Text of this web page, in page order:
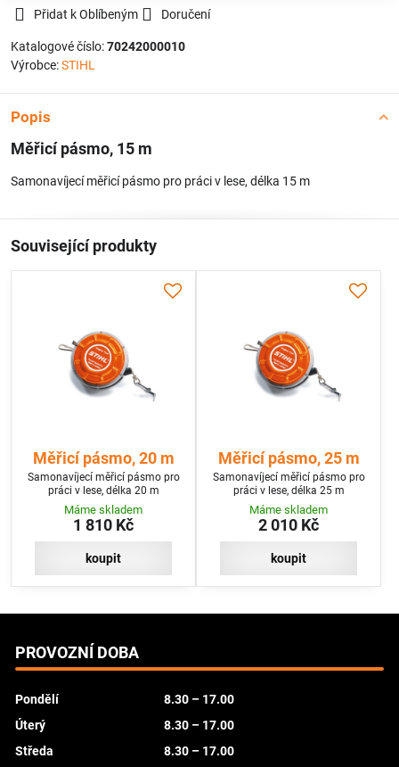
Přidat k Oblíbeným Doručení
Katalogové číslo:70242000010
Výrobce:STIHL
Popis
Měřicí pásmo, 15 m
Samonavíjecí měřicí pásmo pro práci v lese, délka 15 m
Související produkty
Měřicí pásmo, 20 m
Samonavíjecí měřicí pásmo pro
práci v lese, délka 20 m
Máme skladem
1 810 Kč
koupit
Měřicí pásmo, 25 m
Samonavíjecí měřicí pásmo pro
práci v lese, délka 25 m
Máme skladem
2 010 Kč
koupit
PROVOZNÍ DOBA
Pondělí
8.30 – 17.00
Úterý
8.30 – 17.00
Středa
8.30 – 17.00